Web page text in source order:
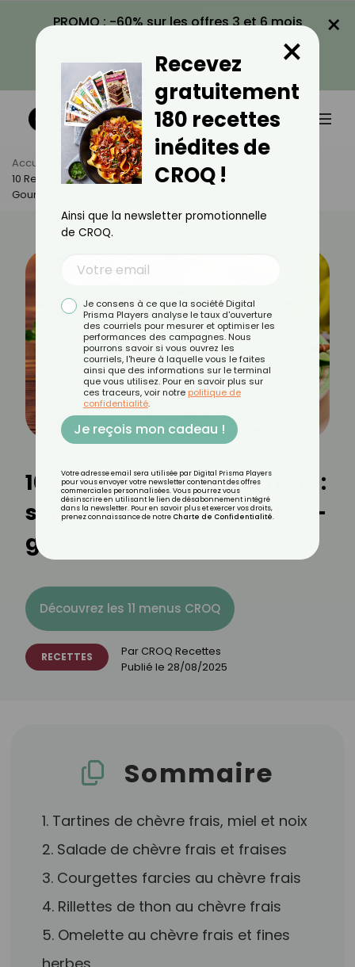
PROMO : -60% sur les offres 3 et 6 mois
VOIR LA PROMO
×
Accueil Actus
Recettes
10 Recettes Au Chèvre Frais : Simples, Créatives Et Ultra-
Gourmandes
10 recettes au chèvre frais :
simples, créatives et ultra-
gourmandes
Découvrez les 11 menus CROQ
RECETTES Par CROQ Recettes
Publié le 28/08/2025
Sommaire
1. Tartines de chèvre frais, miel et noix
2. Salade de chèvre frais et fraises
3. Courgettes farcies au chèvre frais
4. Rillettes de thon au chèvre frais
5. Omelette au chèvre frais et fines
Recevez
gratuitement
180 recettes
inédites de
CROQ !
×
Ainsi que la newsletter promotionnelle
de CROQ.
Je consens à ce que la société Digital
Prisma Players analyse le taux d'ouverture
des courriels pour mesurer et optimiser les
performances des campagnes. Nous
pourrons savoir si vous ouvrez les
courriels, l'heure à laquelle vous le faites
ainsi que des informations sur le terminal
que vous utilisez. Pour en savoir plus sur
ces traceurs, voir notre politique de
confidentialité.
Je reçois mon cadeau !
Votre adresse email sera utilisée par Digital Prisma Players
pour vous envoyer votre newsletter contenant des offres
commerciales personnalisées. Vous pourrez vous
désinscrire en utilisant le lien de désabonnement intégré
dans la newsletter. Pour en savoir plus et exercer vos droits,
prenez connaissance de notre Charte de Confidentialité.